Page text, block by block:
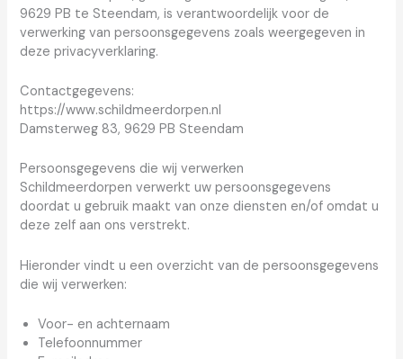
9629 PB te Steendam, is verantwoordelijk voor de
verwerking van persoonsgegevens zoals weergegeven in
deze privacyverklaring.
Contactgegevens:
https://www.schildmeerdorpen.nl
Damsterweg 83, 9629 PB Steendam
Persoonsgegevens die wij verwerken
Schildmeerdorpen verwerkt uw persoonsgegevens
doordat u gebruik maakt van onze diensten en/of omdat u
deze zelf aan ons verstrekt.
Hieronder vindt u een overzicht van de persoonsgegevens
die wij verwerken:
Voor- en achternaam
Telefoonnummer